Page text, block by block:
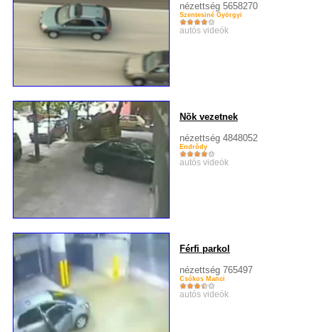
nézettség 5658270
Szentesiné Györgyi
autós videók
Nõk vezetnek
nézettség 4848052
Endrõdy
autós videók
Férfi parkol
nézettség 765497
Csókos Manci
autós videók